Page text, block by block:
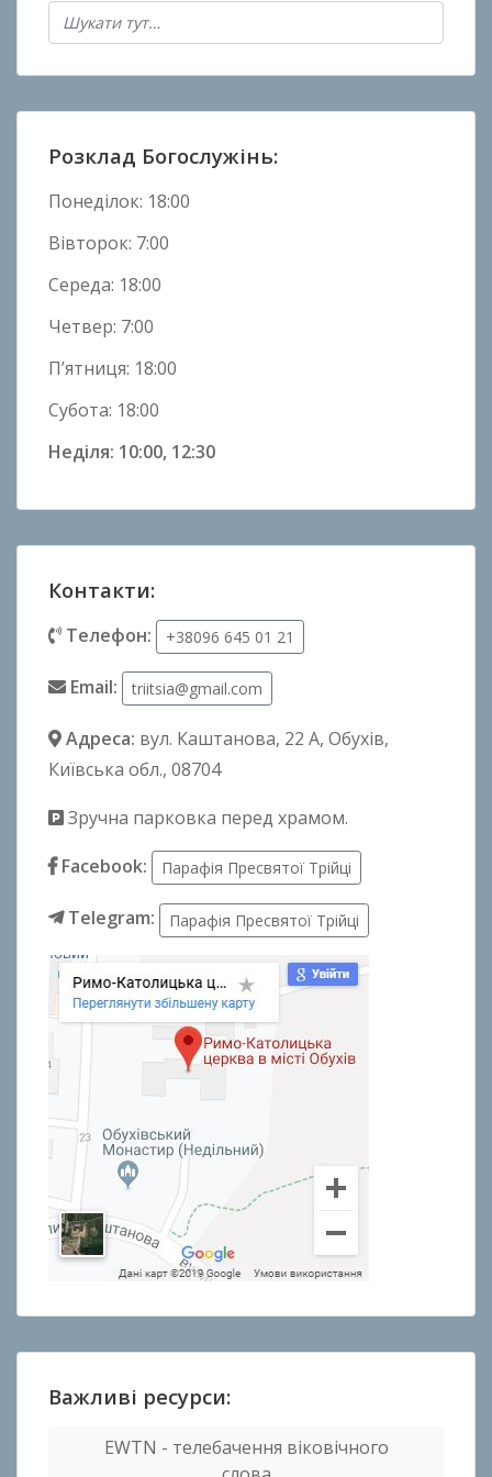
о
в
н
и
Розклад Богослужінь:
Понеділок: 18:00
Вівторок: 7:00
Середа: 18:00
Четвер: 7:00
П’ятниця: 18:00
Субота: 18:00
Неділя: 10:00, 12:30
Контакти:
Телефон: +38096 645 01 21
Email: triitsia@gmail.com
Адреса: вул. Каштанова, 22 А, Обухів,
Київська обл., 08704
Зручна парковка перед храмом.
Facebook:
Парафія Пресвятої Трійці
Telegram: Парафія Пресвятої Трійці
Важливі ресурси:
EWTN - телебачення віковічного